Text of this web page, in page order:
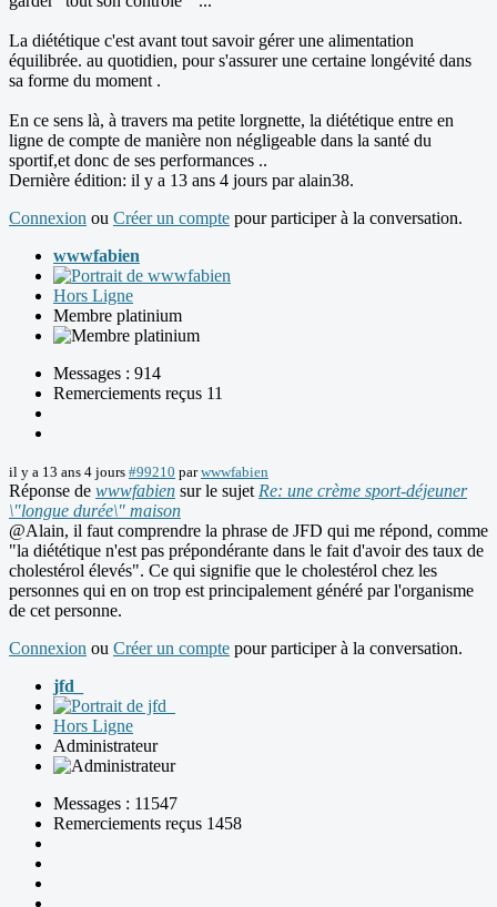
La diététique c'est avant tout savoir gérer une alimentation
équilibrée. au quotidien, pour s'assurer une certaine longévité dans
sa forme du moment .
En ce sens là, à travers ma petite lorgnette, la diététique entre en
ligne de compte de manière non négligeable dans la santé du
sportif,et donc de ses performances ..
Dernière édition: il y a 13 ans 4 jours paralain38.
Connexion ou Créer un compte pour participer à la conversation.
wwwfabien
Hors Ligne
Membre platinium
Messages : 914
Remerciements reçus 11
il y a 13 ans 4 jours #99210 parwwwfabien
Réponse de wwwfabien sur le sujet Re: une crème sport-déjeuner
\"longue durée\" maison
@Alain, il faut comprendre la phrase de JFD qui me répond, comme
"la diététique n'est pas prépondérante dans le fait d'avoir des taux de
cholestérol élevés". Ce qui signifie que le cholestérol chez les
personnes qui en on trop est principalement généré par l'organisme
de cet personne.
Connexion ou Créer un compte pour participer à la conversation.
jfd_
Hors Ligne
Administrateur
Messages : 11547
Remerciements reçus 1458